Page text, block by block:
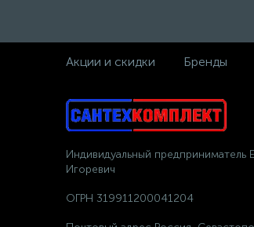
Акции и скидки Бренды
Индивидуальный
Игоревич
ОГРН 319911200041204